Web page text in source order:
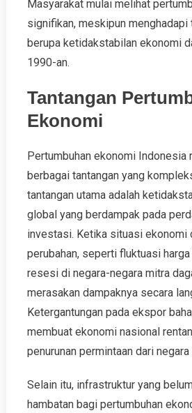
Masyarakat mulai melihat
signifikan, meskipun menghadapi
berupa ketidakstabilan ekonomi
1990-an.
Tantangan
Ekonomi
Pertumbuhan ekonomi Indonesia
berbagai tantangan yang
tantangan utama adalah
global yang berdampak pada
investasi. Ketika situasi ekonomi
perubahan, seperti fluktuasi
resesi di negara-negara mitra
merasakan dampaknya secara
Ketergantungan pada ekspor
membuat ekonomi nasional
penurunan permintaan dari negara
Selain itu, infrastruktur yang
hambatan bagi pertumbuhan